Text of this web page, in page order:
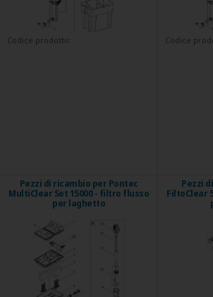
Codice prodotto: Codice
Pezzi di ricambio per Pontec
MultiClear Set 15000 - filtro flusso
per laghetto
Pezzi
FiltoClear